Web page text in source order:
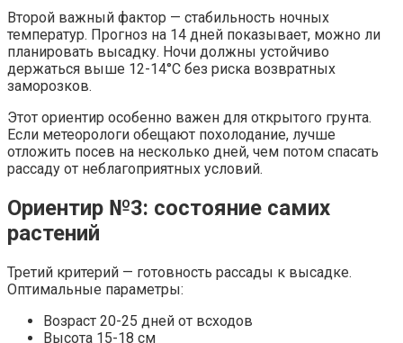
Второй важный фактор — стабильность ночных
температур. Прогноз на 14 дней показывает, можно ли
планировать высадку. Ночи должны устойчиво
держаться выше 12-14°С без риска возвратных
заморозков.
Этот ориентир особенно важен для открытого грунта.
Если метеорологи обещают похолодание, лучше
отложить посев на несколько дней, чем потом спасать
рассаду от неблагоприятных условий.
Ориентир №3: состояние самих
растений
Третий критерий — готовность рассады к высадке.
Оптимальные параметры:
Возраст 20-25 дней от всходов
Высота 15-18 см